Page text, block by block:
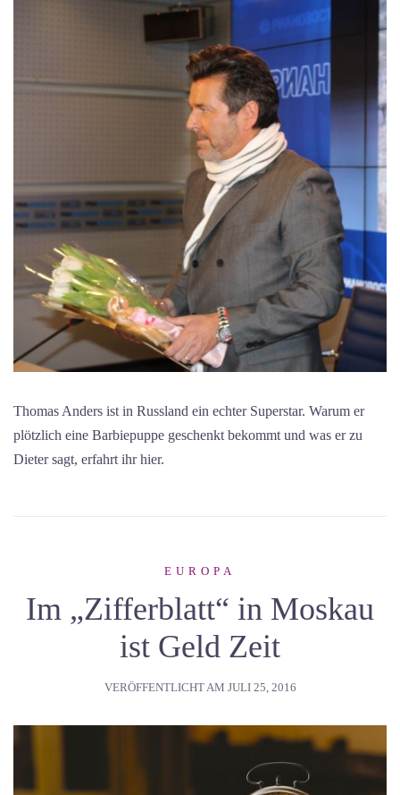
Thomas Anders ist in Russland ein echter Superstar. Warum er
plötzlich eine Barbiepuppe geschenkt bekommt und was er zu
Dieter sagt, erfahrt ihr hier.
EUROPA
Im „Zifferblatt“ in Moskau
ist Geld Zeit
VERÖFFENTLICHT AM JULI 25, 2016